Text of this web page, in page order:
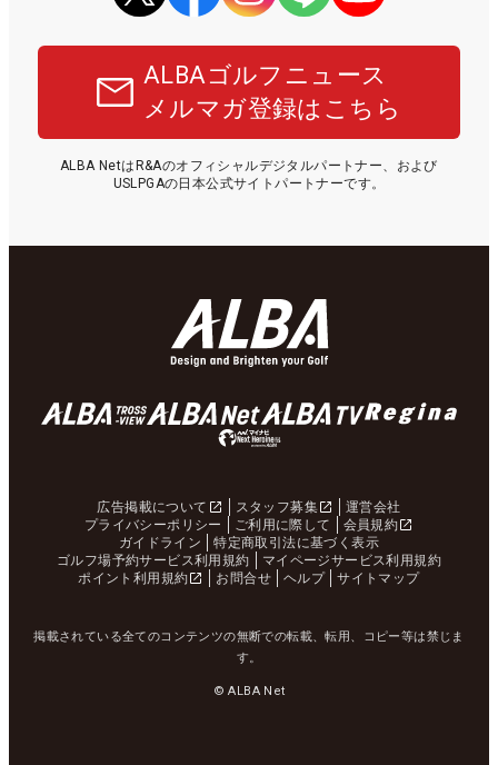
ALBAゴルフニュース
メルマガ登録はこちら
ALBA NetはR&Aのオフィシャルデジタルパートナー、および
USLPGAの日本公式サイトパートナーです。
広告掲載について スタッフ募集
運営会社
プライバシーポリシー
ご利用に際して
会員規約
ガイドライン
特定商取引法に基づく表示
ゴルフ場予約サービス利用規約
マイページサービス利用規約
ポイント利用規約
お問合せ ヘルプ サイトマップ
掲載されている全てのコンテンツの無断での転載、転用、コピー等は禁じま
す。
© ALBA Net